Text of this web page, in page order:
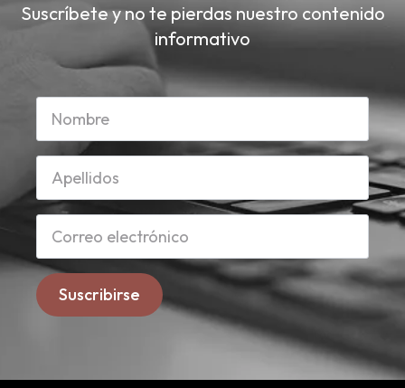
Suscríbete y no te pierdas nuestro contenido
informativo
Suscribirse